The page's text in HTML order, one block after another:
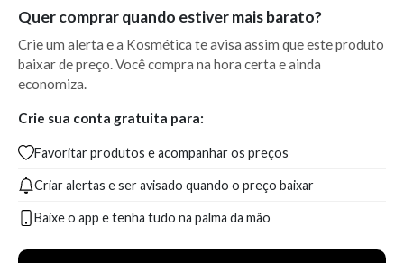
Quer comprar quando estiver mais barato?
Crie um alerta e a Kosmética te avisa assim que este produto
baixar de preço. Você compra na hora certa e ainda
economiza.
Crie sua conta gratuita para:
Favoritar produtos e acompanhar os preços
Criar alertas e ser avisado quando o preço baixar
Baixe o app e tenha tudo na palma da mão